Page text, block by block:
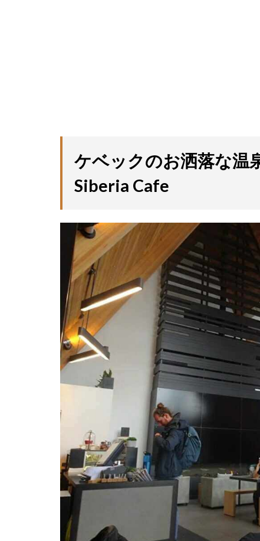
ケベックのお洒落な
Siberia Cafe